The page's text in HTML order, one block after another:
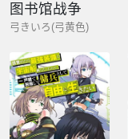
图书馆战争
弓きいろ(弓黄色)